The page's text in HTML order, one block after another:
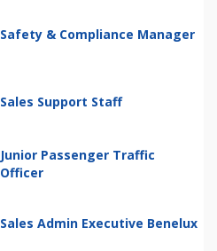
Safety & Compliance Manager
Sales Support Staff
Junior Passenger Traffic
Officer
Sales Admin Executive Benelux